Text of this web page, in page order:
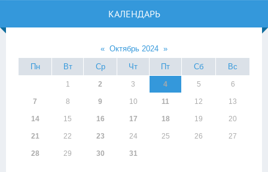
КАЛЕНДАРЬ
« Октябрь 2024 »
Пн
Вт Ср Чт Пт Сб Вс
1 2 3 4 5 6
7 8 9 10 11 12 13
14 15 16 17 18 19 20
21 22 23 24 25 26 27
28 29 30 31